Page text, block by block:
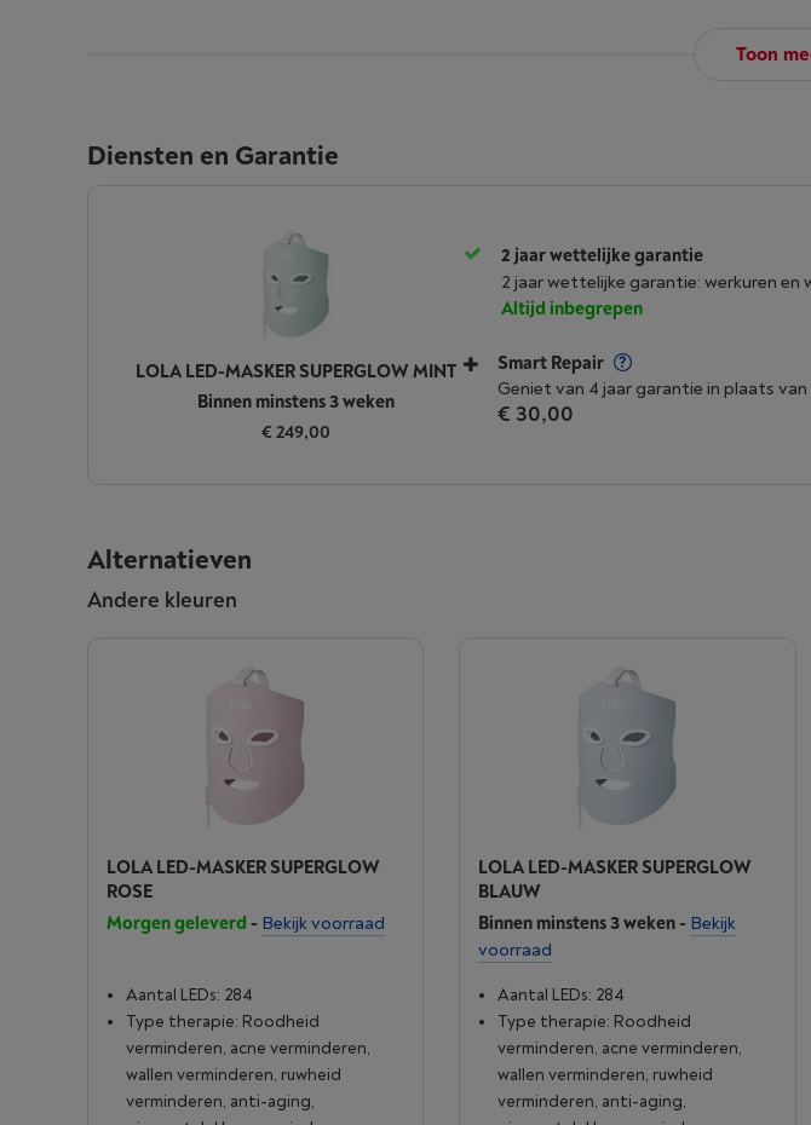
Toon
Diensten en Garantie
LOLA LED-MASKER SUPERGLOW MINT
Binnen minstens 3 weken
€ 249,00
2 jaar wettelijke garantie
2 jaar wettelijke garantie: werkuren en
Altijd inbegrepen
Smart Repair
Geniet van 4 jaar garantie in plaats van
€ 30,00
Alternatieven
Andere kleuren
LOLA LED-MASKER SUPERGLOW
ROSE
Morgen geleverd - Bekijk voorraad
Aantal LEDs: 284
Type therapie: Roodheid
verminderen, acne verminderen,
wallen verminderen, ruwheid
verminderen, anti-aging,
LOLA LED-MASKER SUPERGLOW
BLAUW
Binnen minstens 3 weken- Bekijk
voorraad
Aantal LEDs: 284
Type therapie: Roodheid
verminderen, acne verminderen,
wallen verminderen, ruwheid
verminderen, anti-aging,